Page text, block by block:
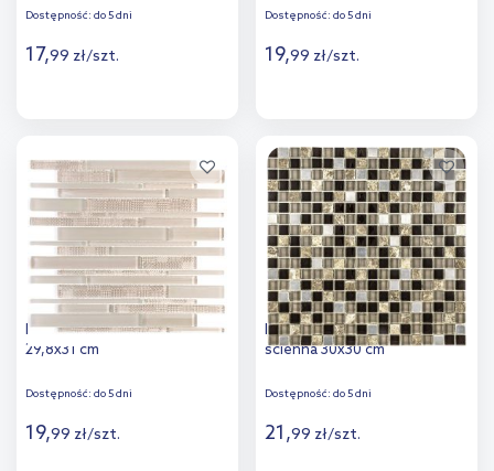
Dostępność: do 5 dni
17,99 zł/szt.
Dodaj do
porównania
Dostępność: do 5 dni
19,99 zł/szt.
Dodaj do
porównania
Iryda Merida mozaika ścienna
29,8x31 cm
Dostępność: do 5 dni
19,99 zł/szt.
Iryda La Maire mozaika
ścienna 30x30 cm
Dostępność: do 5 dni
21,99 zł/szt.